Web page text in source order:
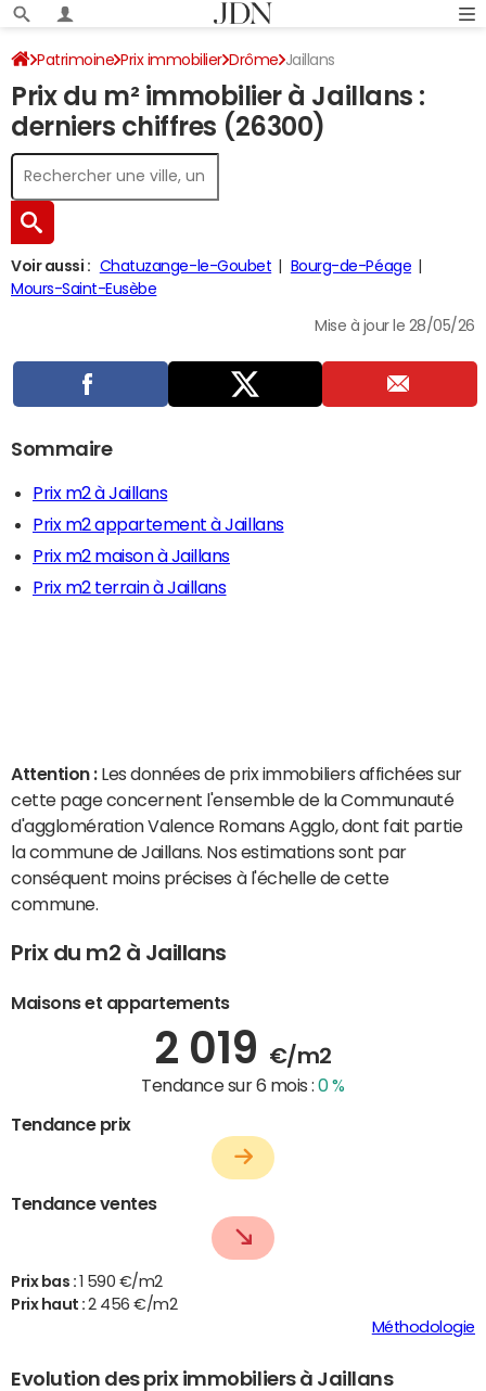
Patrimoine Prix immobilier Drôme Jaillans
Prix du m² immobilier à Jaillans :
derniers chiffres (26300)
Voir aussi : Chatuzange-le-Goubet
Bourg-de-Péage
Mours-Saint-Eusèbe
Mise à jour le 28/05/26
Sommaire
Prix m2 à Jaillans
Prix m2 appartement à Jaillans
Prix m2 maison à Jaillans
Prix m2 terrain à Jaillans
Attention : Les données de prix immobiliers affichées sur
cette page concernent l'ensemble de la Communauté
d'agglomération Valence Romans Agglo, dont fait partie
la commune de Jaillans. Nos estimations sont par
conséquent moins précises à l'échelle de cette
commune.
Prix du m2 à Jaillans
Maisons et appartements
2 019 €/m2
Tendance sur 6 mois :0 %
Tendance prix
Tendance ventes
Prix bas :
1 590 €/m2
Prix haut :2 456 €/m2
Méthodologie
Evolution des prix immobiliers à Jaillans